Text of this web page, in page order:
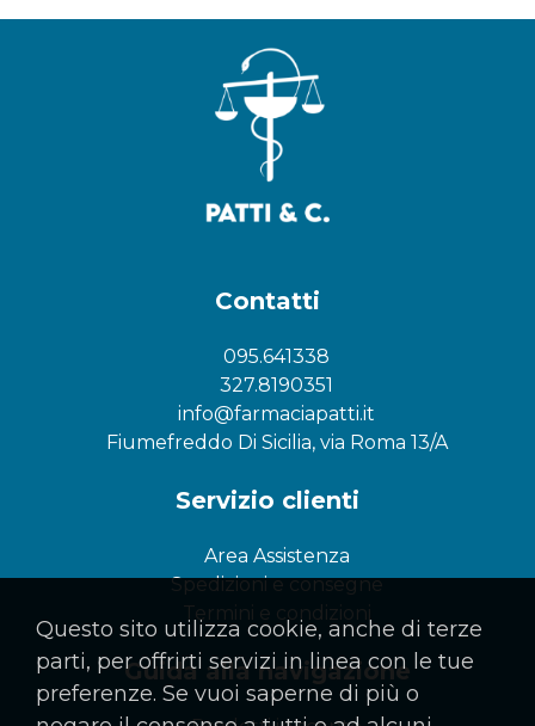
Contatti
095.641338
327.8190351
info@farmaciapatti.it
Fiumefreddo Di Sicilia, via Roma 13/A
Servizio clienti
Area Assistenza
Spedizioni e consegne
Termini e condizioni
Guida alla navigazione
Questo sito utilizza cookie, anche di terze
parti, per offrirti servizi in linea con le tue
preferenze. Se vuoi saperne di più o